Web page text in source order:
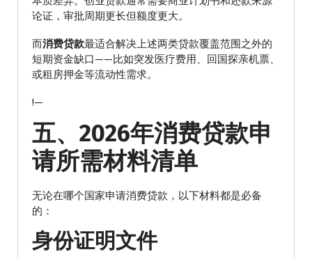
论证，审批周期更长但额度更大。
而消费贷款最适合解决上述两类贷款覆盖范围之外的
短期资金缺口——比如突发医疗费用、回国探亲机票、
或租房押金等流动性需求。
!—
五、2026年消费贷款申
请所需材料清单
无论在哪个国家申请消费贷款，以下材料都是必备
的：
身份证明文件